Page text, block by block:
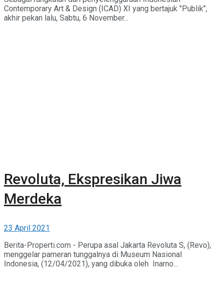
Contemporary Art & Design (ICAD) XI yang bertajuk "Publik",
akhir pekan lalu, Sabtu, 6 November...
Revoluta, Ekspresikan Jiwa
Merdeka
23 April 2021
Berita-Properti.com - Perupa asal Jakarta Revoluta S, (Revo),
menggelar pameran tunggalnya di Museum Nasional
Indonesia, (12/04/2021), yang dibuka oleh Inarno...